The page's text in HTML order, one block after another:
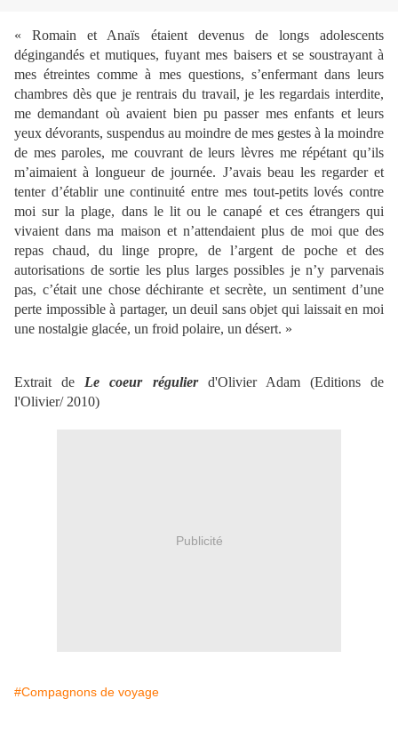
« Romain et Anaïs étaient devenus de longs adolescents
dégingandés et mutiques, fuyant mes baisers et se soustrayant à
mes étreintes comme à mes questions, s’enfermant dans leurs
chambres dès que je rentrais du travail, je les regardais interdite,
me demandant où avaient bien pu passer mes enfants et leurs
yeux dévorants, suspendus au moindre de mes gestes à la moindre
de mes paroles, me couvrant de leurs lèvres me répétant qu’ils
m’aimaient à longueur de journée. J’avais beau les regarder et
tenter d’établir une continuité entre mes tout-petits lovés contre
moi sur la plage, dans le lit ou le canapé et ces étrangers qui
vivaient dans ma maison et n’attendaient plus de moi que des
repas chaud, du linge propre, de l’argent de poche et des
autorisations de sortie les plus larges possibles je n’y parvenais
pas, c’était une chose déchirante et secrète, un sentiment d’une
perte impossible à partager, un deuil sans objet qui laissait en moi
une nostalgie glacée, un froid polaire, un désert. »
Extrait de Le coeur régulierd'Olivier Adam (Editions de
l'Olivier/ 2010)
Publicité
#Compagnons de voyage